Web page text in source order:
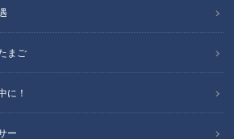
まご
に！
ー
何？」という生徒たちからの質問に
が・・・
生」